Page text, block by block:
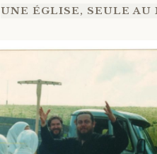
UNE ÉGLISE, SEULE